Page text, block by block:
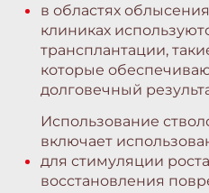
в областях
клиниках
трансплантации,
которые
долговечный
Использование
включает
для стимуляции
восстановления